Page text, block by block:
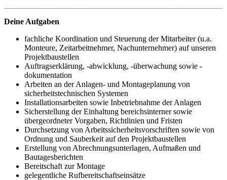
Deine Aufgaben
fachliche Koordination und Steuerung der Mitarbeiter (u.a.
Monteure, Zeitarbeitnehmer, Nachunternehmer) auf unseren
Projektbaustellen
Auftragserklärung, -abwicklung, -überwachung sowie -
dokumentation
Arbeiten an der Anlagen- und Montageplanung von
sicherheitstechnischen Systemen
Installationsarbeiten sowie Inbetriebnahme der Anlagen
Sicherstellung der Einhaltung bereichsinterner sowie
übergeordneter Vorgaben, Richtlinien und Fristen
Durchsetzung von Arbeitssicherheitsvorschriften sowie von
Ordnung und Sauberkeit auf den Projektbaustellen
Erstellung von Abrechnungsunterlagen, Aufmaßen und
Bautagesberichten
Bereitschaft zur Montage
gelegentliche Rufbereitschaftseinsätze